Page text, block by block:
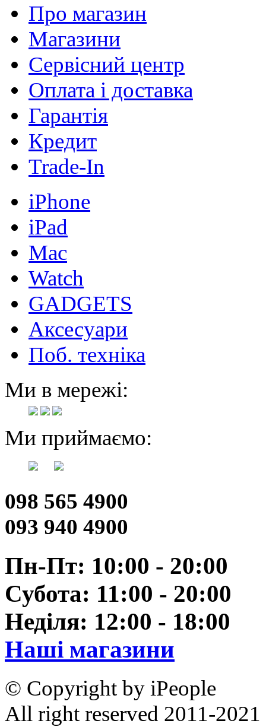
Про магазин
Магазини
Сервісний центр
Оплата і доставка
Гарантія
Кредит
Trade-In
iPhone
iPad
Mac
Watch
GADGETS
Аксесуари
Поб. техніка
Ми в мережі:
Ми приймаємо:
098 565 4900
093 940 4900
Пн-Пт: 10:00 - 20:00
Субота: 11:00 - 20:00
Неділя: 12:00 - 18:00
Наші магазини
© Copyright by iPeople
All right reserved 2011-2021